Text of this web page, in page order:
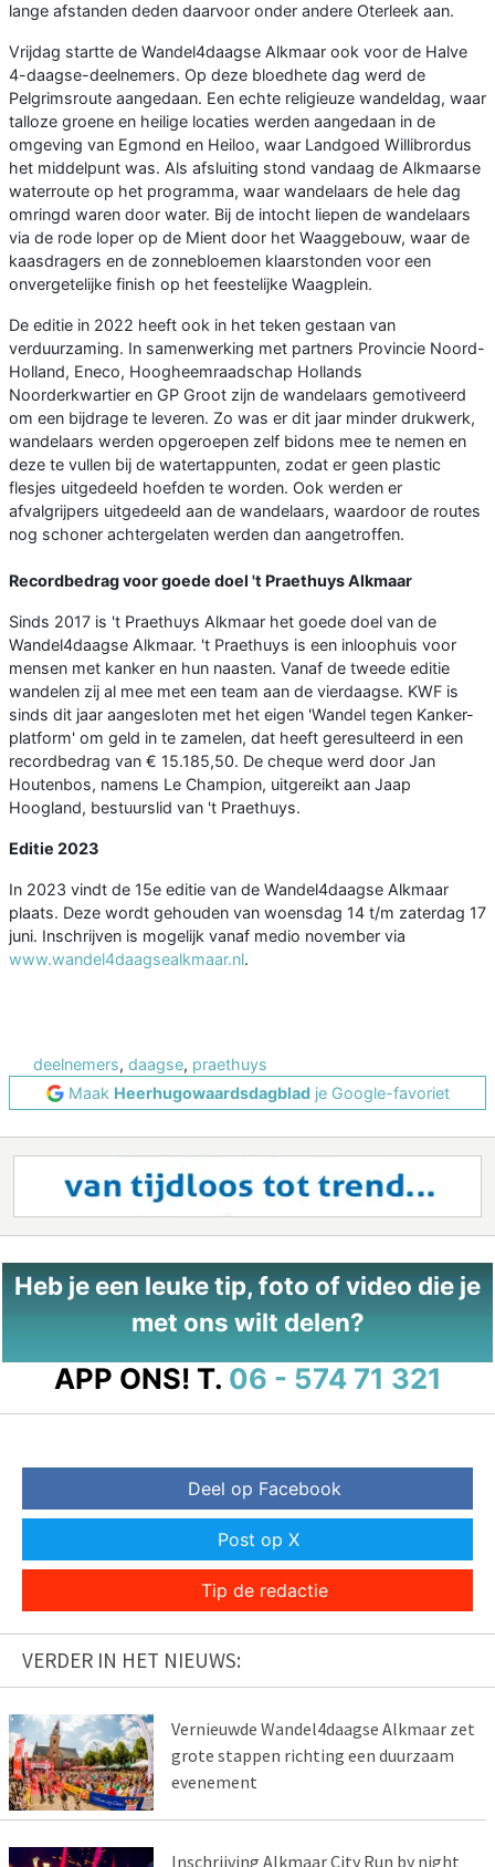
lange afstanden deden daarvoor onder andere Oterleek aan.
Vrijdag startte de Wandel4daagse Alkmaar ook voor de Halve
4-daagse-deelnemers. Op deze bloedhete dag werd de
Pelgrimsroute aangedaan. Een echte religieuze wandeldag, waar
talloze groene en heilige locaties werden aangedaan in de
omgeving van Egmond en Heiloo, waar Landgoed Willibrordus
het middelpunt was. Als afsluiting stond vandaag de Alkmaarse
waterroute op het programma, waar wandelaars de hele dag
omringd waren door water. Bij de intocht liepen de wandelaars
via de rode loper op de Mient door het Waaggebouw, waar de
kaasdragers en de zonnebloemen klaarstonden voor een
onvergetelijke finish op het feestelijke Waagplein.
De editie in 2022 heeft ook in het teken gestaan van
verduurzaming. In samenwerking met partners Provincie Noord-
Holland, Eneco, Hoogheemraadschap Hollands
Noorderkwartier en GP Groot zijn de wandelaars gemotiveerd
om een bijdrage te leveren. Zo was er dit jaar minder drukwerk,
wandelaars werden opgeroepen zelf bidons mee te nemen en
deze te vullen bij de watertappunten, zodat er geen plastic
flesjes uitgedeeld hoefden te worden. Ook werden er
afvalgrijpers uitgedeeld aan de wandelaars, waardoor de routes
nog schoner achtergelaten werden dan aangetroffen.
Recordbedrag voor goede doel 't Praethuys Alkmaar
Sinds 2017 is 't Praethuys Alkmaar het goede doel van de
Wandel4daagse Alkmaar. 't Praethuys is een inloophuis voor
mensen met kanker en hun naasten. Vanaf de tweede editie
wandelen zij al mee met een team aan de vierdaagse. KWF is
sinds dit jaar aangesloten met het eigen 'Wandel tegen Kanker-
platform' om geld in te zamelen, dat heeft geresulteerd in een
recordbedrag van € 15.185,50. De cheque werd door Jan
Houtenbos, namens Le Champion, uitgereikt aan Jaap
Hoogland, bestuurslid van 't Praethuys.
Editie 2023
In 2023 vindt de 15e editie van de Wandel4daagse Alkmaar
plaats. Deze wordt gehouden van woensdag 14 t/m zaterdag 17
juni. Inschrijven is mogelijk vanaf medio november via
www.wandel4daagsealkmaar.nl.
deelnemers, daagse, praethuys
Maak Heerhugowaardsdagbladje Google-favoriet
Heb je een leuke tip, foto of video die je
met ons wilt delen?
APP ONS! T. 06 - 574 71 321
Deel op Facebook
Post op X
Tip de redactie
VERDER IN HET NIEUWS:
Vernieuwde Wandel4daagse Alkmaar zet
grote stappen richting een duurzaam
evenement
Inschrijving Alkmaar City Run by night